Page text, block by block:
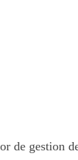
gestion